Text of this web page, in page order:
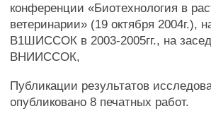
конференции «Биотехнология в
ветеринарии» (19 октября 2004г.),
В1ШИССОК в 2003-2005гг., на
ВНИИССОК,
Публикации результатов
опубликовано 8 печатных работ.